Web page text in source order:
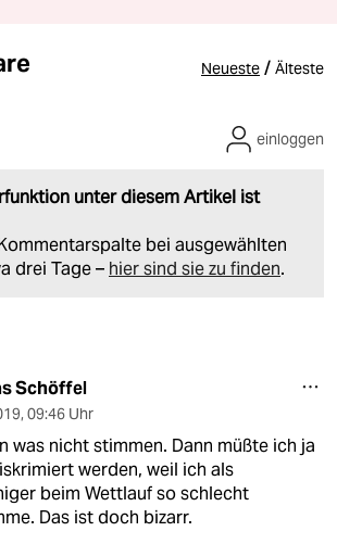
Neueste / Älteste
unter diesem Artikel ist
bei ausgewählten
drei Tage – hier sind sie zu finden.
einloggen
Schöffel
, 09:46 Uhr
was nicht stimmen. Dann müßte ich ja
werden, weil ich als
beim Wettlauf so schlecht
Das ist doch bizarr.